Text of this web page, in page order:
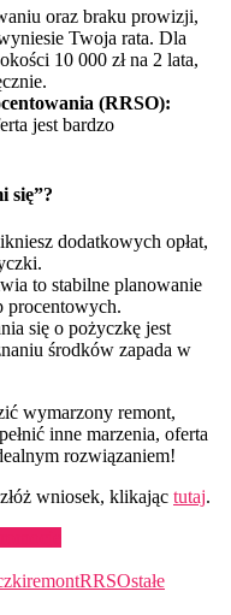
oraz braku prowizji,
Twoja rata. Dla
10 000 zł na 2 lata,
(RRSO):
jest bardzo
się”?
dodatkowych opłat,
to stabilne planowanie
procentowych.
się o pożyczkę jest
środków zapada w
wymarzony remont,
inne marzenia, oferta
rozwiązaniem!
wniosek, klikając tutaj.
remontRRSOstałe